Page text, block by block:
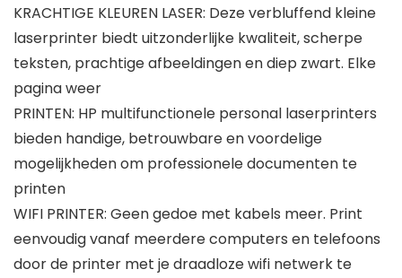
KRACHTIGE KLEUREN LASER: Deze verbluffend kleine
laserprinter biedt uitzonderlijke kwaliteit, scherpe
teksten, prachtige afbeeldingen en diep zwart. Elke
pagina weer
PRINTEN: HP multifunctionele personal laserprinters
bieden handige, betrouwbare en voordelige
mogelijkheden om professionele documenten te
printen
WIFI PRINTER: Geen gedoe met kabels meer. Print
eenvoudig vanaf meerdere computers en telefoons
door de printer met je draadloze wifi netwerk te